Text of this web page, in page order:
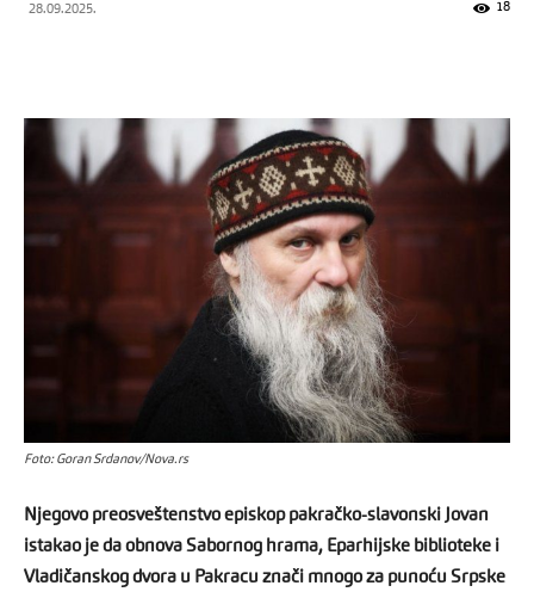
28.09.2025. 18
Foto: Goran Srdanov/Nova.rs
Njegovo preosveštenstvo episkop pakračko-slavonski Jovan
istakao je da obnova Sabornog hrama, Eparhijske biblioteke i
Vladičanskog dvora u Pakracu znači mnogo za punoću Srpske